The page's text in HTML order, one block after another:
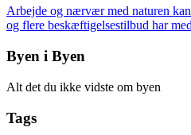
Arbejde og nærvær med naturen
og flere beskæftigelsestilbud har
Byen i Byen
Alt det du ikke vidste om byen
Tags